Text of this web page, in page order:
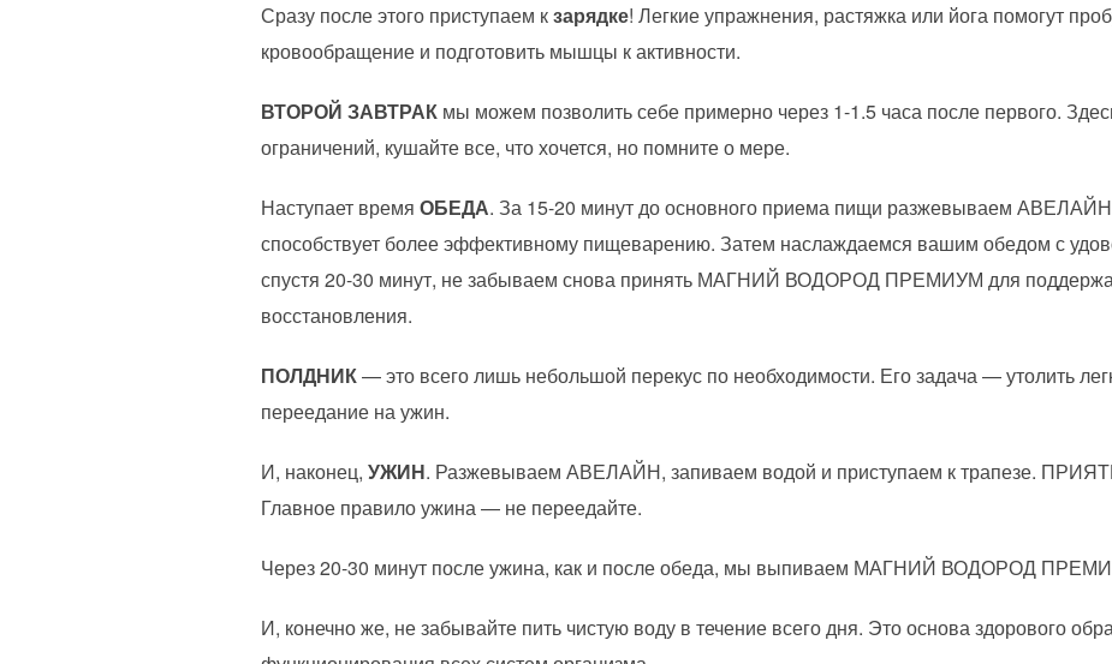
Сразу после этого приступаем кзарядке! Легкие упражнения, растяжка или йога помогут
кровообращение и подготовить мышцы к активности.
ВТОРОЙ ЗАВТРАК мы можем позволить себе примерно через 1-1.5 часа после первого.
ограничений, кушайте все, что хочется, но помните о мере.
Наступает время ОБЕДА. За 15-20 минут до основного приема пищи разжевываем
способствует более эффективному пищеварению. Затем наслаждаемся вашим обедом с
спустя 20-30 минут, не забываем снова принять МАГНИЙ ВОДОРОД ПРЕМИУМ для
восстановления.
ПОЛДНИК— это всего лишь небольшой перекус по необходимости. Его задача — утолить
переедание на ужин.
И, наконец, УЖИН. Разжевываем АВЕЛАЙН, запиваем водой и приступаем к трапезе.
Главное правило ужина — не переедайте.
Через 20-30 минут после ужина, как и после обеда, мы выпиваем МАГНИЙ ВОДОРОД
И, конечно же, не забывайте пить чистую воду в течение всего дня. Это основа здорового